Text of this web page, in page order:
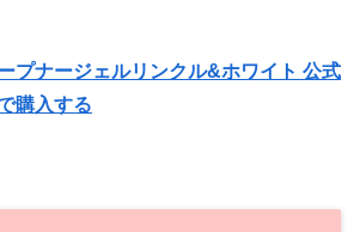
プナージェルリンクル&ホワイト 公式
購入する